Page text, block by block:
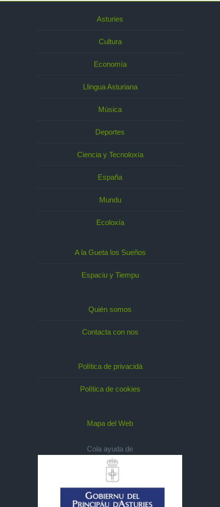
Asturies
Cultura
Economía
Llingua Asturiana
Música
Deportes
Ciencia y Tecnoloxía
España
Mundu
Ecoloxía
A la Gueta los Sueños
Espaciu y Tiempu
Quién somos
Contacta con nos
Política de privacidá
Política de cookies
Mapa del Web
Cola ayuda de